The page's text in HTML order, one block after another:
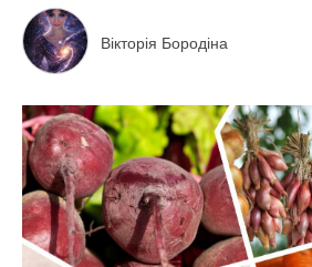
Вікторія Бородіна